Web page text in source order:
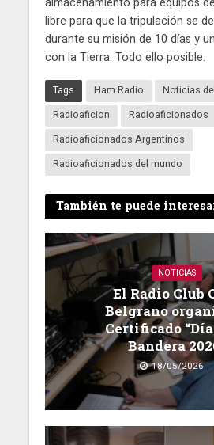
libre para que la tripulación se
durante su misión de 10 días y
con la Tierra. Todo ello posible.
Tags Ham Radio
Noticias
Radioaficion
Radioaficionados
Radioaficionados Argentinos
Radioaficionados del mundo
También te puede
NOTICIAS
El Radio Club
Belgrano
Certificado
Bandera
18/05/2026